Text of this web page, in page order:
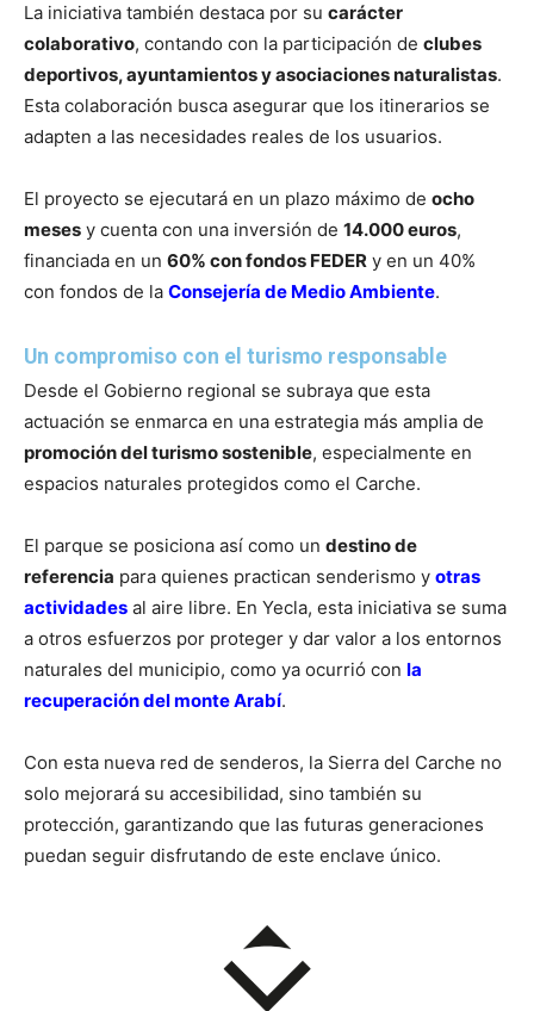
La iniciativa también destaca por su carácter
colaborativo, contando con la participación de clubes
deportivos, ayuntamientos y asociaciones naturalistas.
Esta colaboración busca asegurar que los itinerarios se
adapten a las necesidades reales de los usuarios.
El proyecto se ejecutará en un plazo máximo de ocho
meses y cuenta con una inversión de 14.000 euros,
financiada en un 60% con fondos FEDER y en un 40%
con fondos de la Consejería de Medio Ambiente.
Un compromiso con el turismo responsable
Desde el Gobierno regional se subraya que esta
actuación se enmarca en una estrategia más amplia de
promoción del turismo sostenible, especialmente en
espacios naturales protegidos como el Carche.
El parque se posiciona así como un destino de
referencia para quienes practican senderismo y otras
actividades al aire libre. En Yecla, esta iniciativa se suma
a otros esfuerzos por proteger y dar valor a los entornos
naturales del municipio, como ya ocurrió con la
recuperación del monte Arabí.
Con esta nueva red de senderos, la Sierra del Carche no
solo mejorará su accesibilidad, sino también su
protección, garantizando que las futuras generaciones
puedan seguir disfrutando de este enclave único.